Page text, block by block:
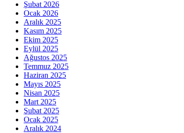
Şubat 2026
Ocak 2026
Aralık 2025
Kasım 2025
Ekim 2025
Eylül 2025
Ağustos 2025
Temmuz 2025
Haziran 2025
Mayıs 2025
Nisan 2025
Mart 2025
Şubat 2025
Ocak 2025
Aralık 2024